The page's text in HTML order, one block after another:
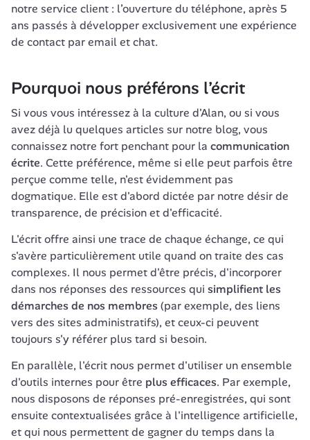
notre service client : l’ouverture du téléphone, après 5
ans passés à développer exclusivement une expérience
de contact par email et chat.
Pourquoi nous préférons l’écrit
Si vous vous intéressez à la culture d'Alan, ou si vous
avez déjà lu quelques articles sur notre blog, vous
connaissez notre fort penchant pour la communication
écrite. Cette préférence, même si elle peut parfois être
perçue comme telle, n'est évidemment pas
dogmatique. Elle est d'abord dictée par notre désir de
transparence, de précision et d'efficacité.
L'écrit offre ainsi une trace de chaque échange, ce qui
s'avère particulièrement utile quand on traite des cas
complexes. Il nous permet d'être précis, d'incorporer
dans nos réponses des ressources qui simplifient les
démarches de nos membres (par exemple, des liens
vers des sites administratifs), et ceux-ci peuvent
toujours s'y référer plus tard si besoin.
En parallèle, l'écrit nous permet d'utiliser un ensemble
d'outils internes pour être plus efficaces. Par exemple,
nous disposons de réponses pré-enregistrées, qui sont
ensuite contextualisées grâce à l'intelligence artificielle,
et qui nous permettent de gagner du temps dans la